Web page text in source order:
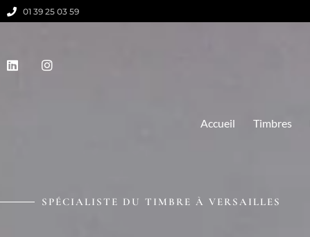
01 39 25 03 59
Accueil Timbres
SPÉCIALISTE DU TIMBRE À VERSAILLES